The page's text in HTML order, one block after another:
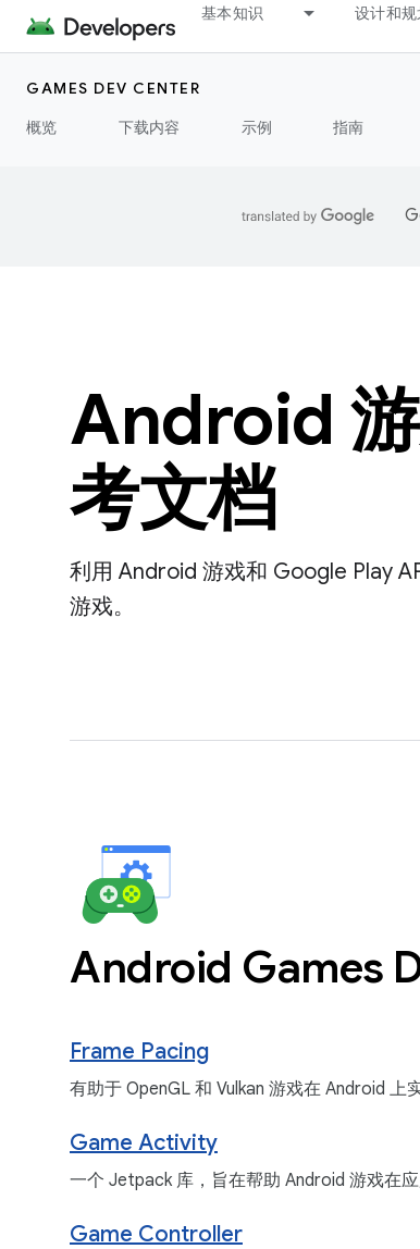
基本知识 设计和规
GAMES DEV CENTER
概览
下载内容 示例 指南
Android
考文档
利用 Android 游戏和 Google Play
游戏。
Android Games
Frame Pacing
有助于 OpenGL 和 Vulkan 游戏在 Android 上
Game Activity
一个 Jetpack 库，旨在帮助 Android 游戏在
Game Controller